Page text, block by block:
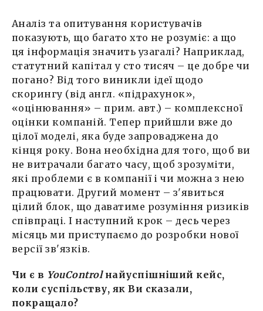
Аналіз та опитування користувачів
показують, що багато хто не розуміє: а що
ця інформація значить узагалі? Наприклад,
статутний капітал у сто тисяч – це добре чи
погано? Від того виникли ідеї щодо
скорингу (від англ. «підрахунок»,
«оцінювання» – прим. авт.) – комплексної
оцінки компаній. Тепер прийшли вже до
цілої моделі, яка буде запроваджена до
кінця року. Вона необхідна для того, щоб ви
не витрачали багато часу, щоб зрозуміти,
які проблеми є в компанії і чи можна з нею
працювати. Другий момент – з'явиться
цілий блок, що даватиме розуміння ризиків
співпраці. І наступний крок – десь через
місяць ми приступаємо до розробки нової
версії зв'язків.
Чи є в YouControlнайуспішніший кейс,
коли суспільству, як Ви сказали,
покращало?